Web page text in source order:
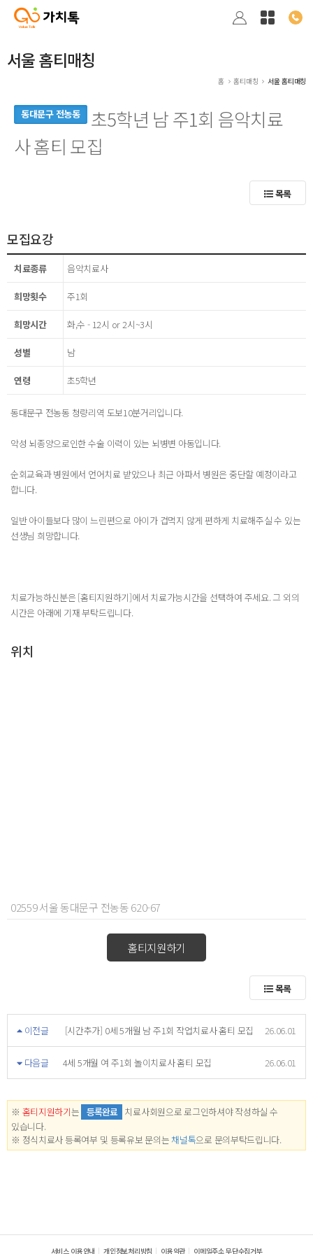
서울 홈티매칭
홈 홈티매칭 서울 홈티매칭
동대문구 전농동
초5학년 남 주1회 음악치료
사 홈티 모집
목록
모집요강
치료종류 음악치료사
희망횟수 주1회
희망시간 화,수 - 12시 or 2시~3시
성별 남
연령 초5학년
동대문구 전농동 청량리역 도보10분거리입니다.
악성 뇌종양으로인한 수술 이력이 있는 뇌병변 아동입니다.
순회교육과 병원에서 언어치료 받았으나 최근 아파서 병원은 중단할 예정이라고
합니다.
일반 아이들보다 많이 느린편으로 아이가 겁먹지 않게 편하게 치료해주실 수 있는
선생님 희망합니다.
치료가능하신분은 [홈티지원하기]에서 치료가능시간을 선택하여 주세요. 그 외의
시간은 아래에 기재 부탁드립니다.
위치
02559 서울 동대문구 전농동 620-67
홈티지원하기
목록
이전글 [시간추가] 0세 5개월 남 주1회 작업치료사 홈티 모집 26.06.01
다음글 4세 5개월 여 주1회 놀이치료사 홈티 모집 26.06.01
※ 홈티지원하기는 등록완료 치료사회원으로 로그인하셔야 작성하실 수
있습니다.
※ 정식치료사 등록여부 및 등록유보 문의는 채널톡으로 문의부탁드립니다.
서비스 이용안내 개인정보처리방침 이용약관 이메일주소 무단수집거부